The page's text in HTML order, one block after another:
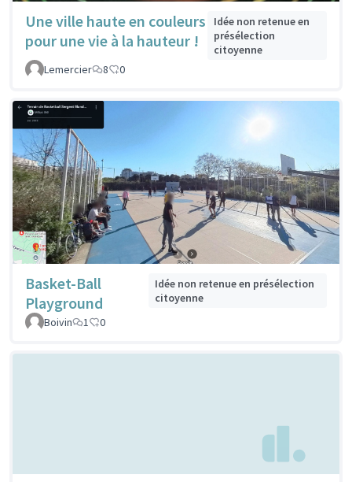
Une ville haute en couleurs
pour une vie à la hauteur !
Idée non retenue en
présélection
citoyenne
Lemercier
8 0
Basket-Ball
Playground
Idée non retenue en présélection
citoyenne
Boivin
1 0